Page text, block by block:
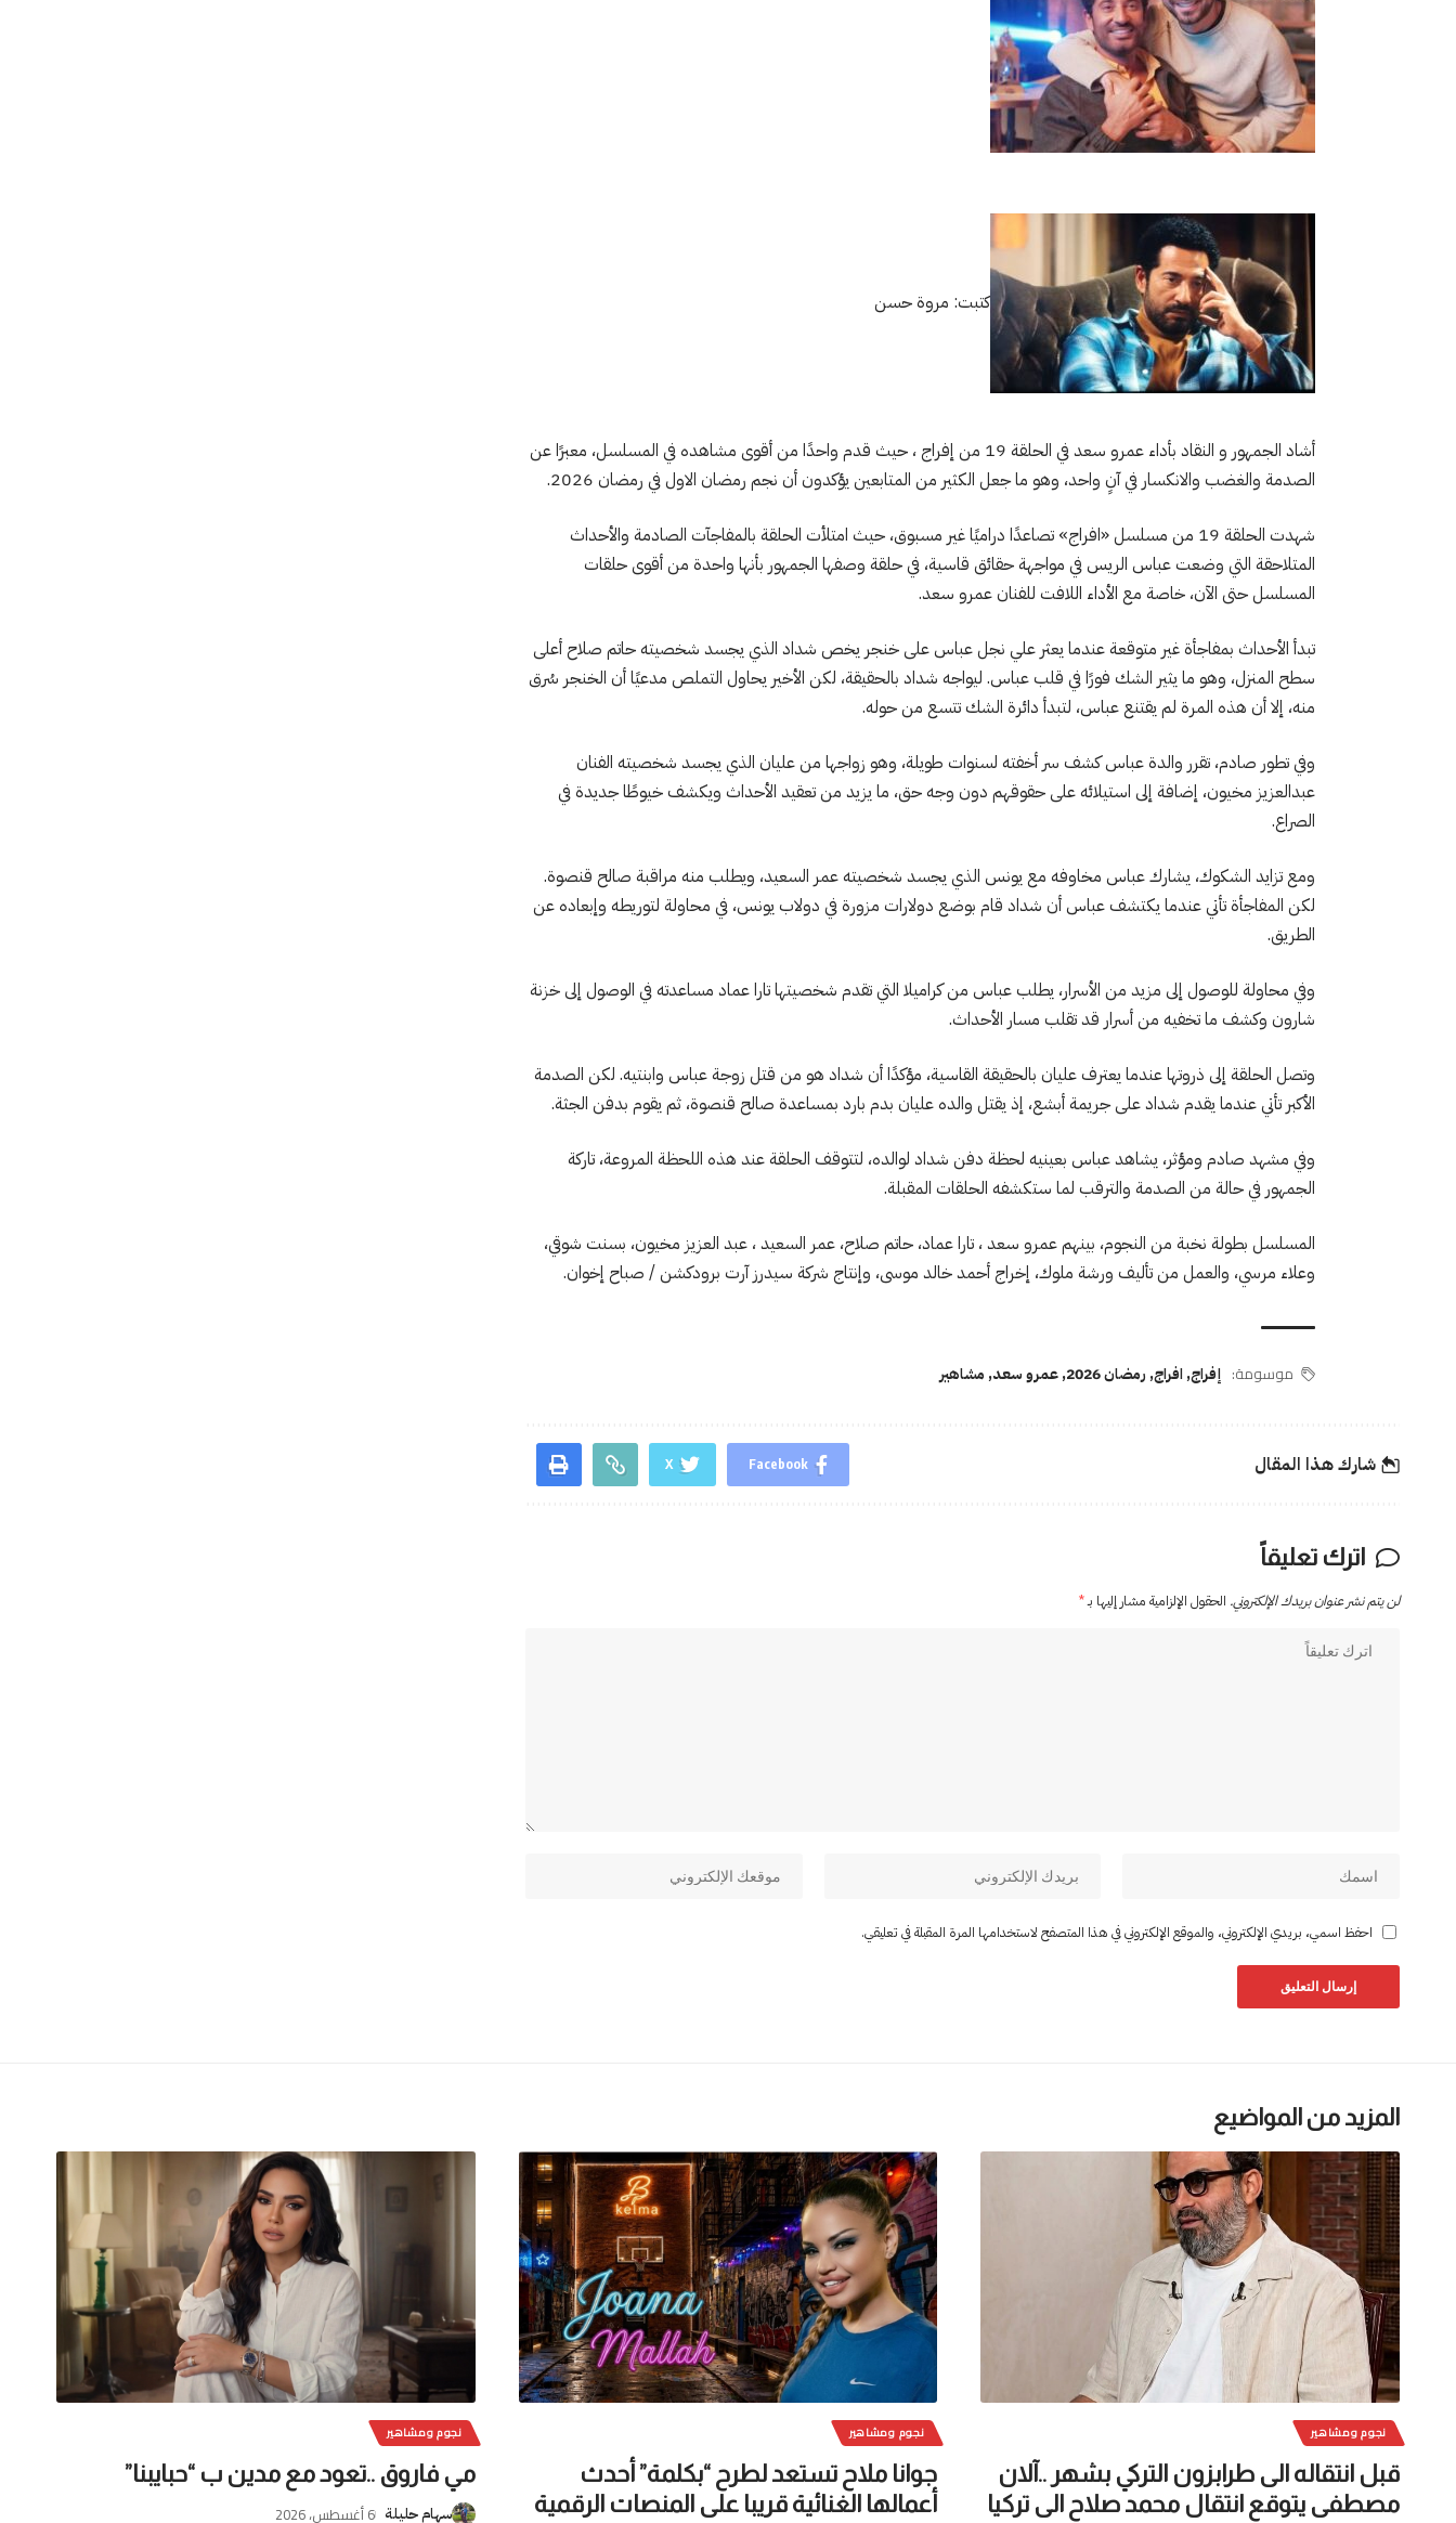
كتبت: مروة حسن
أشاد الجمهور و النقاد بأداء عمرو سعد في الحلقة 19 من إفراج ، حيث قدم واحدًا من أقوى مشاهده في المسلسل، معبرًا عن
الصدمة والغضب والانكسار في آنٍ واحد، وهو ما جعل الكثير من المتابعين يؤكدون أن نجم رمضان الاول في رمضان 2026.
شهدت الحلقة 19 من مسلسل «افراج» تصاعدًا دراميًا غير مسبوق، حيث امتلأت الحلقة بالمفاجآت الصادمة والأحداث
المتلاحقة التي وضعت عباس الريس في مواجهة حقائق قاسية، في حلقة وصفها الجمهور بأنها واحدة من أقوى حلقات
المسلسل حتى الآن، خاصة مع الأداء اللافت للفنان عمرو سعد.
تبدأ الأحداث بمفاجأة غير متوقعة عندما يعثر علي نجل عباس على خنجر يخص شداد الذي يجسد شخصيته حاتم صلاح أعلى
سطح المنزل، وهو ما يثير الشك فورًا في قلب عباس. ليواجه شداد بالحقيقة، لكن الأخير يحاول التملص مدعيًا أن الخنجر سُرق
منه، إلا أن هذه المرة لم يقتنع عباس، لتبدأ دائرة الشك تتسع من حوله.
وفي تطور صادم، تقرر والدة عباس كشف سر أخفته لسنوات طويلة، وهو زواجها من عليان الذي يجسد شخصيته الفنان
عبدالعزيز مخيون، إضافة إلى استيلائه على حقوقهم دون وجه حق، ما يزيد من تعقيد الأحداث ويكشف خيوطًا جديدة في
الصراع.
ومع تزايد الشكوك، يشارك عباس مخاوفه مع يونس الذي يجسد شخصيته عمر السعيد، ويطلب منه مراقبة صالح قنصوة.
لكن المفاجأة تأتي عندما يكتشف عباس أن شداد قام بوضع دولارات مزورة في دولاب يونس، في محاولة لتوريطه وإبعاده عن
الطريق.
وفي محاولة للوصول إلى مزيد من الأسرار، يطلب عباس من كراميلا التي تقدم شخصيتها تارا عماد مساعدته في الوصول إلى خزنة
شارون وكشف ما تخفيه من أسرار قد تقلب مسار الأحداث.
وتصل الحلقة إلى ذروتها عندما يعترف عليان بالحقيقة القاسية، مؤكدًا أن شداد هو من قتل زوجة عباس وابنتيه. لكن الصدمة
الأكبر تأتي عندما يقدم شداد على جريمة أبشع، إذ يقتل والده عليان بدم بارد بمساعدة صالح قنصوة، ثم يقوم بدفن الجثة.
وفي مشهد صادم ومؤثر، يشاهد عباس بعينيه لحظة دفن شداد لوالده، لتتوقف الحلقة عند هذه اللحظة المروعة، تاركة
الجمهور في حالة من الصدمة والترقب لما ستكشفه الحلقات المقبلة.
المسلسل بطولة نخبة من النجوم، بينهم عمرو سعد ، تارا عماد، حاتم صلاح، عمر السعيد ، عبد العزيز مخيون، بسنت شوقي،
وعلاء مرسي، والعمل من تأليف ورشة ملوك، إخراج أحمد خالد موسى، وإنتاج شركة سيدرز آرت برودكشن / صباح إخوان.
موسومة: إفراج,افراج,رمضان 2026 ,عمرو سعد,مشاهير
شارك هذا المقال Facebook
X
اترك تعليقاً
لن يتم نشر عنوان بريدك الإلكتروني. الحقول الإلزامية مشار إليها بـ*
احفظ اسمي، بريدي الإلكتروني، والموقع الإلكتروني في هذا المتصفح لاستخدامها المرة المقبلة في تعليقي.
المزيد من المواضيع
نجوم ومشاهير
قبل انتقاله الى طرابزون التركي بشهر ..آلان
مصطفى يتوقع انتقال محمد صلاح الى تركيا
نجوم ومشاهير
جوانا ملاح تستعد لطرح “بكلمة” أحدث
أعمالها الغنائية قريبا على المنصات الرقمية
نجوم ومشاهير
مي فاروق ..تعود مع مدين ب “حبايبنا”
سهام حليلة 6 أغسطس، 2026